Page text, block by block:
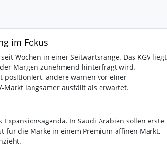
im Fokus
Wochen in einer Seitwärtsrange. Das KGV liegt
Margen zunehmend hinterfragt wird.
positioniert, andere warnen vor einer
Markt langsamer ausfällt als erwartet.
In Saudi-Arabien sollen erste
für die Marke in einem Premium-affinen Markt,